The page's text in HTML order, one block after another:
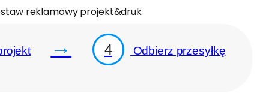
reklamowy projekt&druk
→ 4 Odbierz przesyłkę